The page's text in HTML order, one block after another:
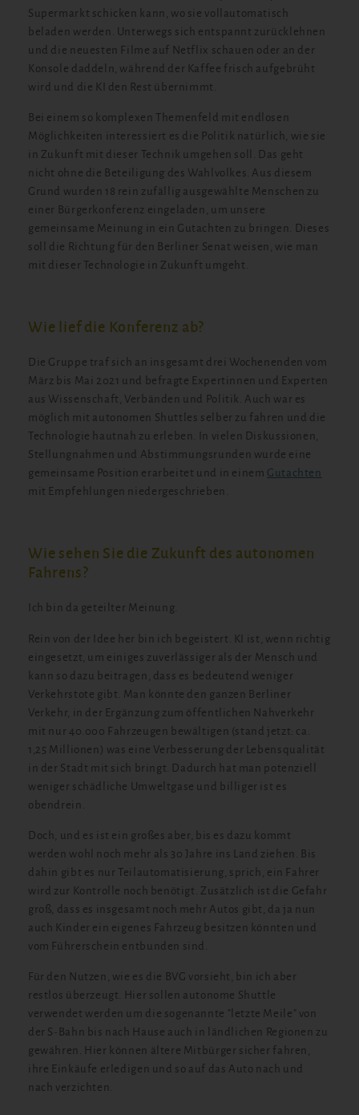
Supermarkt schicken kann, wo sie vollautomatisch
beladen werden. Unterwegs sich entspannt zurücklehnen
und die neuesten Filme auf Netflix schauen oder an der
Konsole daddeln, während der Kaffee frisch aufgebrüht
wird und die KI den Rest übernimmt.
Bei einem so komplexen Themenfeld mit endlosen
Möglichkeiten interessiert es die Politik natürlich, wie sie
in Zukunft mit dieser Technik umgehen soll. Das geht
nicht ohne die Beteiligung des Wahlvolkes. Aus diesem
Grund wurden 18 rein zufällig ausgewählte Menschen zu
einer Bürgerkonferenz eingeladen, um unsere
gemeinsame Meinung in ein Gutachten zu bringen. Dieses
soll die Richtung für den Berliner Senat weisen, wie man
mit dieser Technologie in Zukunft umgeht.
Wie lief die Konferenz ab?
Die Gruppe traf sich an insgesamt drei Wochenenden vom
März bis Mai 2021 und befragte Expertinnen und Experten
aus Wissenschaft, Verbänden und Politik. Auch war es
möglich mit autonomen Shuttles selber zu fahren und die
Technologie hautnah zu erleben. In vielen Diskussionen,
Stellungnahmen und Abstimmungsrunden wurde eine
gemeinsame Position erarbeitet und in einem Gutachten
mit Empfehlungen niedergeschrieben.
Wie sehen Sie die Zukunft des autonomen
Fahrens?
Ich bin da geteilter Meinung.
Rein von der Idee her bin ich begeistert. KI ist, wenn richtig
eingesetzt, um einiges zuverlässiger als der Mensch und
kann so dazu beitragen, dass es bedeutend weniger
Verkehrstote gibt. Man könnte den ganzen Berliner
Verkehr, in der Ergänzung zum öffentlichen Nahverkehr
mit nur 40.000 Fahrzeugen bewältigen (stand jetzt: ca.
1,25 Millionen) was eine Verbesserung der Lebensqualität
in der Stadt mit sich bringt. Dadurch hat man potenziell
weniger schädliche Umweltgase und billiger ist es
obendrein.
Doch, und es ist ein großes aber, bis es dazu kommt
werden wohl noch mehr als 30 Jahre ins Land ziehen. Bis
dahin gibt es nur Teilautomatisierung, sprich, ein Fahrer
wird zur Kontrolle noch benötigt. Zusätzlich ist die Gefahr
groß, dass es insgesamt noch mehr Autos gibt, da ja nun
auch Kinder ein eigenes Fahrzeug besitzen könnten und
vom Führerschein entbunden sind.
Für den Nutzen, wie es die BVG vorsieht, bin ich aber
restlos überzeugt. Hier sollen autonome Shuttle
verwendet werden um die sogenannte "letzte Meile" von
der S-Bahn bis nach Hause auch in ländlichen Regionen zu
gewähren. Hier können ältere Mitbürger sicher fahren,
ihre Einkäufe erledigen und so auf das Auto nach und
nach verzichten.